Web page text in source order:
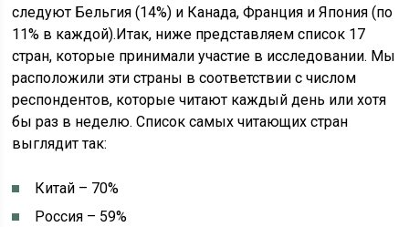
следуют Бельгия (14%) и Канада, Франция и Япония (по
11% в каждой).Итак, ниже представляем список 17
стран, которые принимали участие в исследовании. Мы
расположили эти страны в соответствии с числом
респондентов, которые читают каждый день или хотя
бы раз в неделю. Список самых читающих стран
выглядит так:
Китай – 70%
Россия – 59%